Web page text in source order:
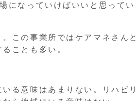
になっていけばいいと思ってい
この事業所ではケアマネさんと
ことも多い。
る意味はあまりない。リハビリ